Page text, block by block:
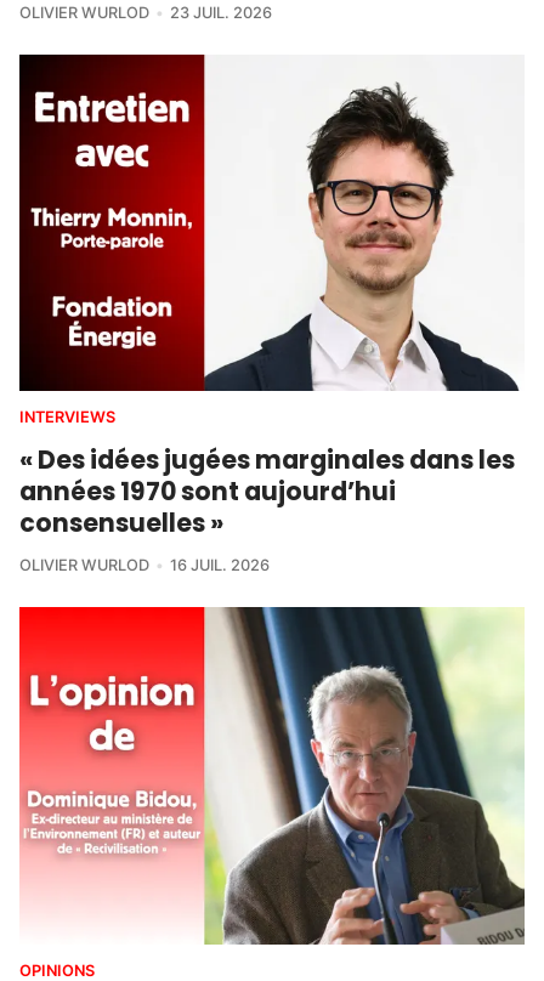
OLIVIER WURLOD 23 JUIL. 2026
INTERVIEWS
« Des idées jugées marginales dans les
années 1970 sont aujourd’hui
consensuelles »
OLIVIER WURLOD 16 JUIL. 2026
OPINIONS